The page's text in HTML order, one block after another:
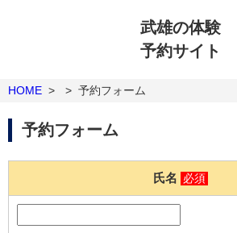
武雄の体験
予約サイト
HOME > > 予約フォーム
予約フォーム
氏名 必須